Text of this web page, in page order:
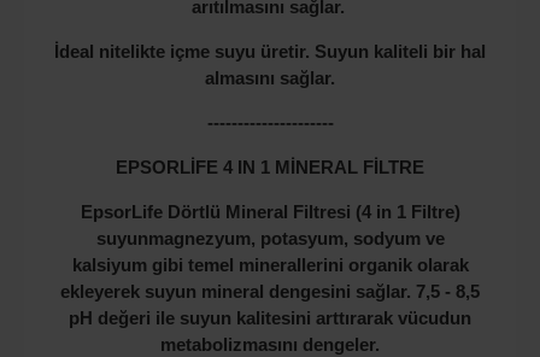
arıtılmasını sağlar.
İdeal nitelikte içme suyu üretir. Suyun kaliteli bir hal
almasını sağlar.
---------------------
EPSORLİFE 4 IN 1 MİNERAL FİLTRE
EpsorLife Dörtlü Mineral Filtresi (4 in 1 Filtre)
suyunmagnezyum, potasyum, sodyum ve
kalsiyum gibi temel minerallerini organik olarak
ekleyerek suyun mineral dengesini sağlar. 7,5 - 8,5
pH değeri ile suyun kalitesini arttırarak vücudun
metabolizmasını dengeler.